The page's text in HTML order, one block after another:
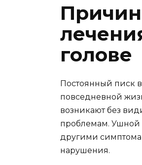
голове
Постоянный писк
повседневной
возникают без
проблемам. Ушной
другими
нарушения.